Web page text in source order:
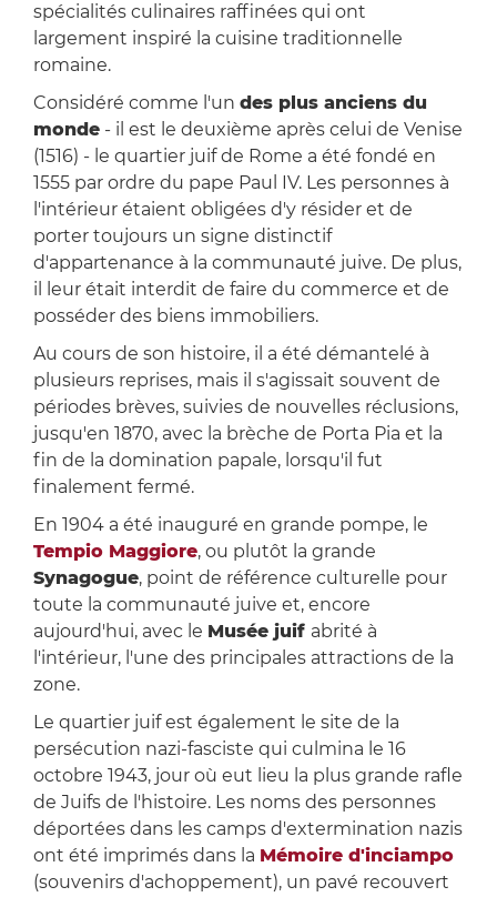
spécialités culinaires raffinées qui ont
largement inspiré la cuisine traditionnelle
romaine.
Considéré comme l'un des plus anciens du
monde- il est le deuxième après celui de Venise
(1516) - le quartier juif de Rome a été fondé en
1555 par ordre du pape Paul IV. Les personnes à
l'intérieur étaient obligées d'y résider et de
porter toujours un signe distinctif
d'appartenance à la communauté juive. De plus,
il leur était interdit de faire du commerce et de
posséder des biens immobiliers.
Au cours de son histoire, il a été démantelé à
plusieurs reprises, mais il s'agissait souvent de
périodes brèves, suivies de nouvelles réclusions,
jusqu'en 1870, avec la brèche de Porta Pia et la
fin de la domination papale, lorsqu'il fut
finalement fermé.
En 1904 a été inauguré en grande pompe, le
Tempio Maggiore, ou plutôt la grande
Synagogue, point de référence culturelle pour
toute la communauté juive et, encore
aujourd'hui, avec le Musée juif abrité à
l'intérieur, l'une des principales attractions de la
zone.
Le quartier juif est également le site de la
persécution nazi-fasciste qui culmina le 16
octobre 1943, jour où eut lieu la plus grande rafle
de Juifs de l'histoire. Les noms des personnes
déportées dans les camps d'extermination nazis
ont été imprimés dans la Mémoire d'inciampo
(souvenirs d'achoppement), un pavé recouvert